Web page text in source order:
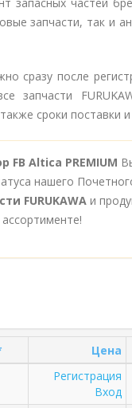
запчасти, так и
сразу после
сроки поставки и
FB Altica PREMIUM
нашего
FURUKAWA и
Цена
Регистрация
Вход